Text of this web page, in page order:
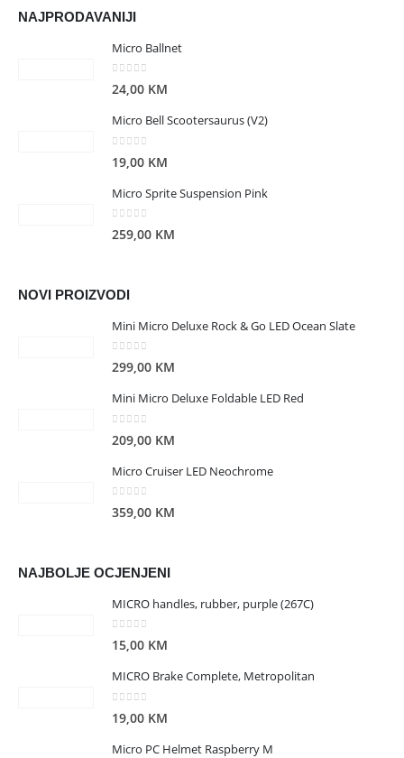
NAJPRODAVANIJI
Micro Ballnet
0 out of 5
24,00 KM
Micro Bell Scootersaurus (V2)
19,00 KM
Micro Sprite Suspension Pink
0 out of 5
259,00 KM
NOVI PROIZVODI
Mini Micro Deluxe Rock & Go LED Ocean Slate
0 out of 5
299,00 KM
Mini Micro Deluxe Foldable LED Red
209,00 KM
Micro Cruiser LED Neochrome
0out of 5
359,00 KM
NAJBOLJE OCJENJENI
MICRO handles, rubber, purple (267C)
0 out of 5
15,00 KM
MICRO Brake Complete, Metropolitan
19,00 KM
Micro PC Helmet Raspberry M